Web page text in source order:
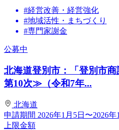
#経営改善・経営強化
#地域活性・まちづくり
#専門家謝金
公募中
北海道登別市：「登別市
第10次≫（令和7年...
北海道
申請期間 2026年1月5日〜2026年
上限金額